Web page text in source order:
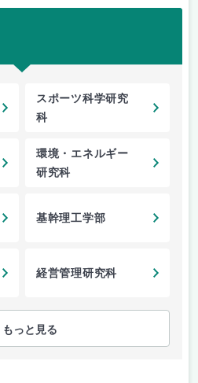
スポーツ科学研究
科
環境・エネルギー
研究科
基幹理工学部
経営管理研究科
もっと見る